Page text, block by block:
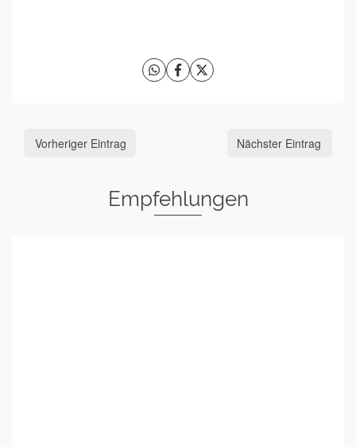
Vorheriger Eintrag Nächster Eintrag
Empfehlungen